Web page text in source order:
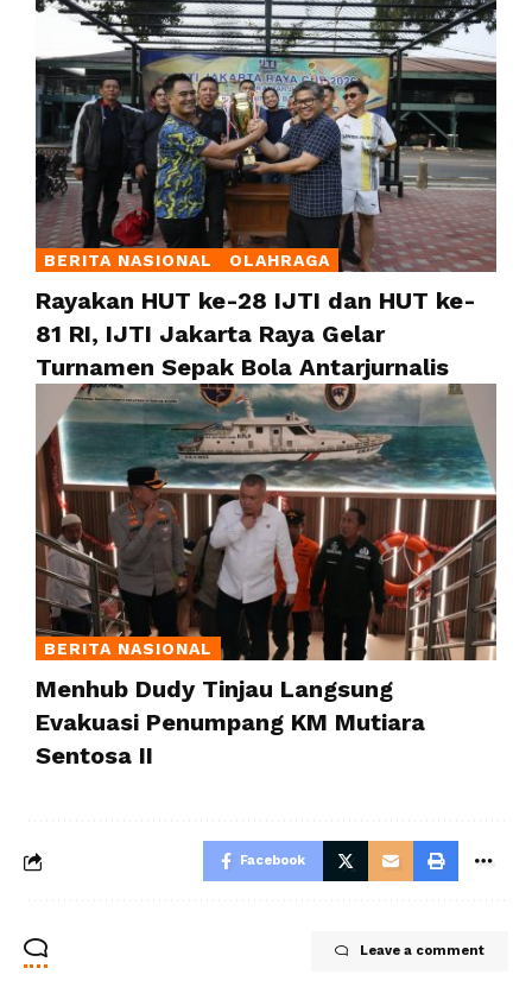
BERITA NASIONAL OLAHRAGA
Rayakan HUT ke-28 IJTI dan HUT ke-
81 RI, IJTI Jakarta Raya Gelar
Turnamen Sepak Bola Antarjurnalis
BERITA NASIONAL
Menhub Dudy Tinjau Langsung
Evakuasi Penumpang KM Mutiara
Sentosa II
Facebook
Leave a comment